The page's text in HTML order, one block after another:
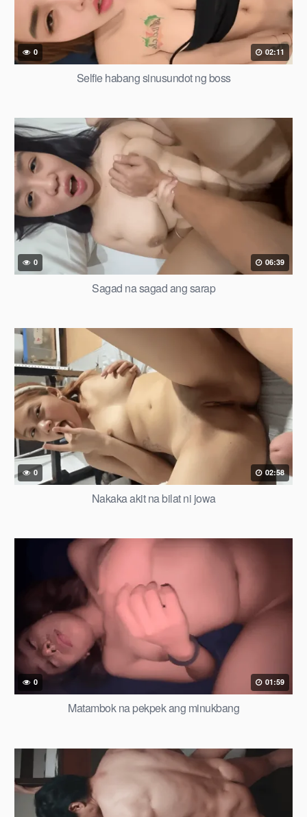
0 02:11
Selfie habang sinusundot ng boss
0 06:39
Sagad na sagad ang sarap
0 02:58
Nakaka akit na bilat ni jowa
0 01:59
Matambok na pekpek ang minukbang